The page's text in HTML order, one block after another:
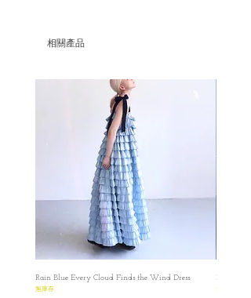
✿shoulder: 36 cm
✿bust: 82 cm
✿length : 120cm
✿bust: 90cm
Material: 60% Cotton and 40% linen
相關產品
Rain Blue Every Cloud Finds the Wind Dress
無庫存
Ivory
無庫存